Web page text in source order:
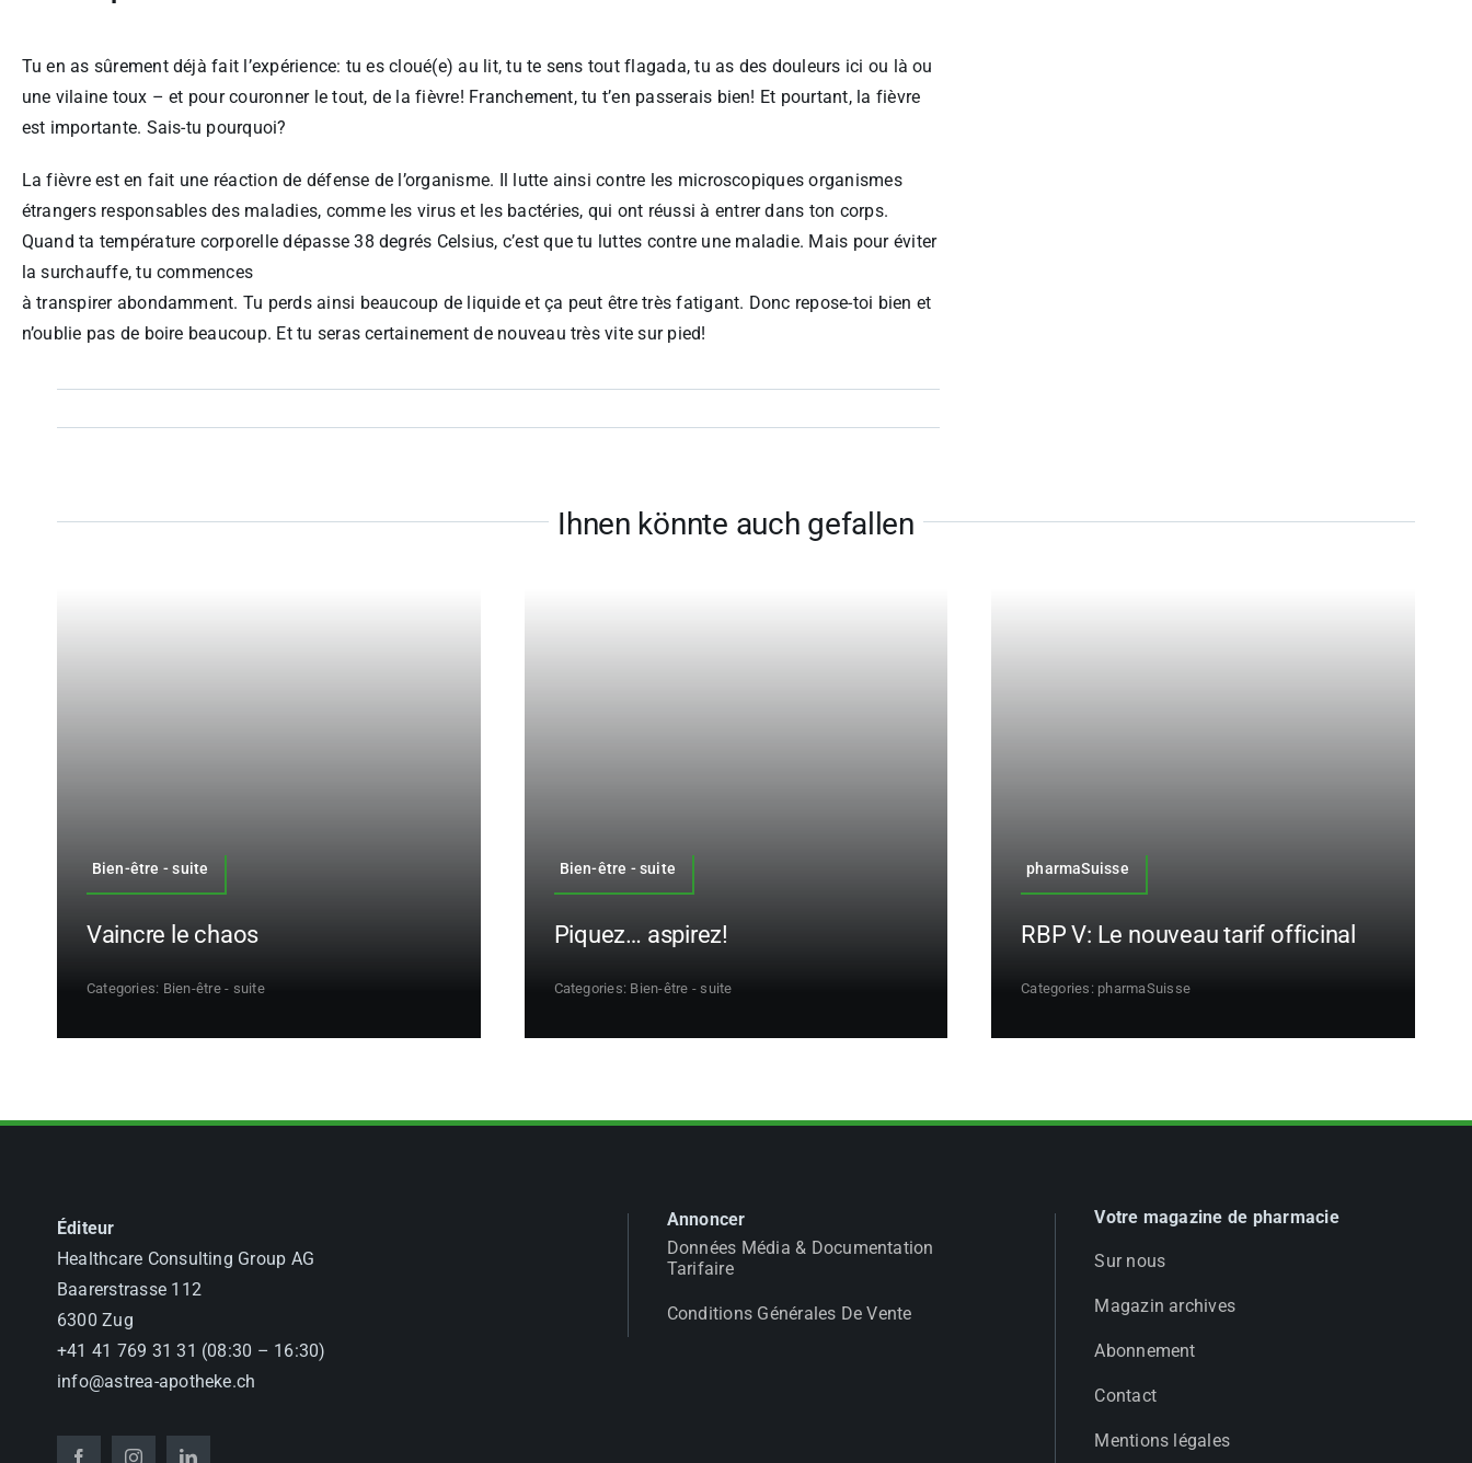
Tu en as sûrement déjà fait l’expérience: tu es cloué(e) au lit, tu te sens tout flagada, tu as des douleurs ici ou là ou
une vilaine toux – et pour couronner le tout, de la fièvre! Franchement, tu t’en passerais bien! Et pourtant, la fièvre
est importante. Sais-tu pourquoi?
La fièvre est en fait une réaction de défense de l’organisme. Il lutte ainsi contre les microscopiques organismes
étrangers responsables des maladies, comme les virus et les bactéries, qui ont réussi à entrer dans ton corps.
Quand ta température corporelle dépasse 38 degrés Celsius, c’est que tu luttes contre une maladie. Mais pour éviter
la surchauffe, tu commences
à transpirer abondamment. Tu perds ainsi beaucoup de liquide et ça peut être très fatigant. Donc repose-toi bien et
n’oublie pas de boire beaucoup. Et tu seras certainement de nouveau très vite sur pied!
Ihnen könnte auch gefallen
Bien-être - suite
Vaincre le chaos
Categories: Bien-être - suite
Bien-être - suite
Piquez… aspirez!
Categories: Bien-être - suite
pharmaSuisse
RBP V: Le nouveau tarif officinal
Categories: pharmaSuisse
Éditeur
Healthcare Consulting Group AG
Baarerstrasse 112
6300 Zug
+41 41 769 31 31 (08:30 – 16:30)
info@astrea-apotheke.ch
Annoncer
Données Média & Documentation
Tarifaire
Conditions Générales De Vente
Votre magazine de pharmacie
Sur nous
Magazin archives
Abonnement
Contact
Mentions légales